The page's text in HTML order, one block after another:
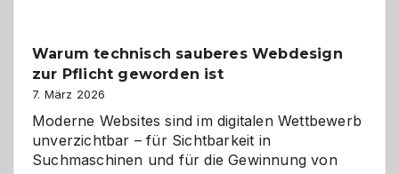
den
Logikrätseln
Warum technisch sauberes Webdesign
zur Pflicht geworden ist
7. März 2026
Moderne Websites sind im digitalen Wettbewerb
unverzichtbar – für Sichtbarkeit in
Suchmaschinen und für die Gewinnung von